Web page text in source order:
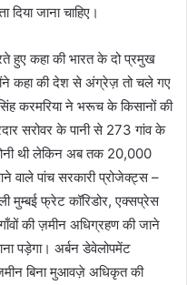
दिया जाना चाहिए।
हुए कहा की भारत के दो प्रमुख
कहा की देश से अंग्रेज़ तो चले गए
करमरिया ने भरूच के किसानों की
सरोवर के पानी से 273 गांव के
थी लेकिन अब तक 20,000
वाले पांच सरकारी प्रोजेक्ट्स –
मुम्बई फ्रेट कॉरिडोर, एक्सप्रेस
की ज़मीन अधिग्रहण की जाने
पड़ेगा। अर्बन डेवेलोपमेंट
बिना मुआवज़े अधिकृत की